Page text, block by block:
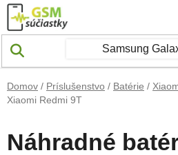
Prejsť na obsah
Domov / Príslušenstvo / Batérie /
Xiaomi Redmi 9T
Náhradné